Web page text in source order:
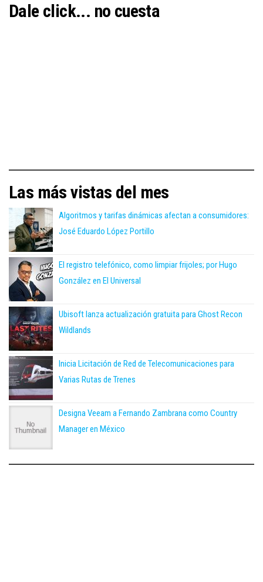
Dale click... no cuesta
Las más vistas del mes
Algoritmos y tarifas dinámicas afectan a consumidores:
José Eduardo López Portillo
El registro telefónico, como limpiar frijoles; por Hugo
González en El Universal
Ubisoft lanza actualización gratuita para Ghost Recon
Wildlands
Inicia Licitación de Red de Telecomunicaciones para
Varias Rutas de Trenes
Designa Veeam a Fernando Zambrana como Country
Manager en México